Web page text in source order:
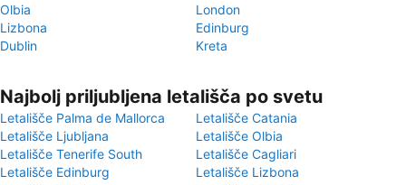
Olbia
London
Lizbona
Edinburg
Dublin
Kreta
Najbolj priljubljena letališča po svetu
Letališče Palma de Mallorca
Letališče Catania
Letališče Ljubljana
Letališče Olbia
Letališče Tenerife South
Letališče Cagliari
Letališče Edinburg
Letališče Lizbona